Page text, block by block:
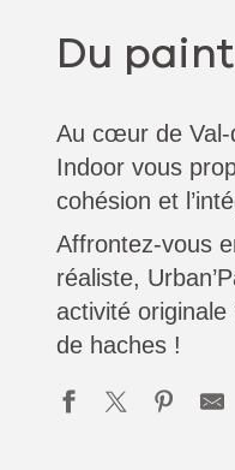
Du
Au cœur de Val-
Indoor vous
cohésion et
Affrontez-vous
réaliste,
activité
de haches !